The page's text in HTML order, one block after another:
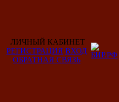
Добро
ЛИЧНЫЙ КАБИНЕТ
РЕГИСТРАЦИЯ ВХОД
ОБРАТНАЯ СВЯЗЬ